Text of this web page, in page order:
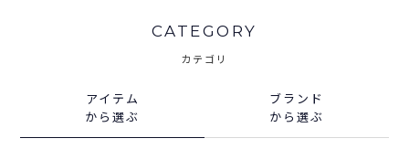
CATEGORY
カテゴリ
アイテム
から選ぶ
ブランド
から選ぶ